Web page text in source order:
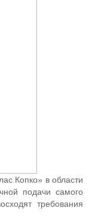
Копко» в области
подачи самого
требования